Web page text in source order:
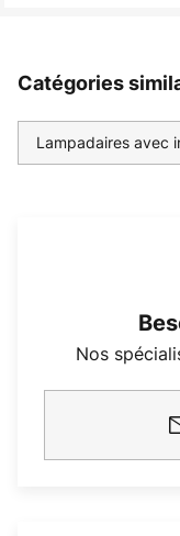
Catégories
Lampadaires avec
Nos